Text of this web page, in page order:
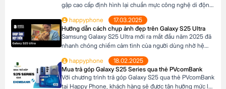
gập cao cấp định hình lại chuẩn mực công nghệ di động.
200MP sắc nét chưa từng có trên dòng Z Fold, sản phẩm
này không chỉ là một thiết bị công nghệ […]
happyphone
17.03.2025
Hướng dẫn cách chụp ảnh đẹp trên Galaxy S25 Ultra
Samsung Galaxy S25 Ultra mới ra mắt đầu năm 2025 đã
nhanh chóng chiếm cảm tình của người dùng nhờ hệ
thống camera đẳng cấp. Với camera chính lên đến
200MP, khả năng zoom xa ấn tượng và các tính năng
thông minh giúp ghi lại những khoảnh khắc đẹp trong
cuộc sống. Sau đây […]
happyphone
18.02.2025
Mua trả góp Galaxy S25 Series qua thẻ PVcomBank
Với chương trình trả góp Galaxy S25 qua thẻ PVcomBank
tại Happy Phone, khách hàng sẽ được tận hưởng mức lãi